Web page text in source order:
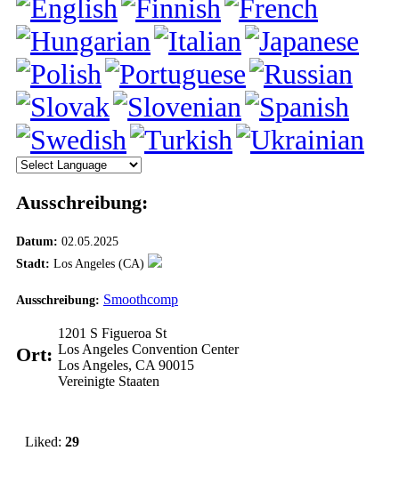
Ausschreibung:
Datum: 02.05.2025
Stadt: Los Angeles (CA)
Ausschreibung: Smoothcomp
Ort:
1201 S Figueroa St
Los Angeles Convention Center
Los Angeles, CA 90015
Vereinigte Staaten
Liked: 29